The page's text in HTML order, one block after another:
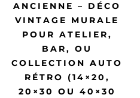
ANCIENNE – DÉCO
VINTAGE MURALE
POUR ATELIER,
BAR, OU
COLLECTION AUTO
RÉTRO (14×20,
20×30 OU 40×30